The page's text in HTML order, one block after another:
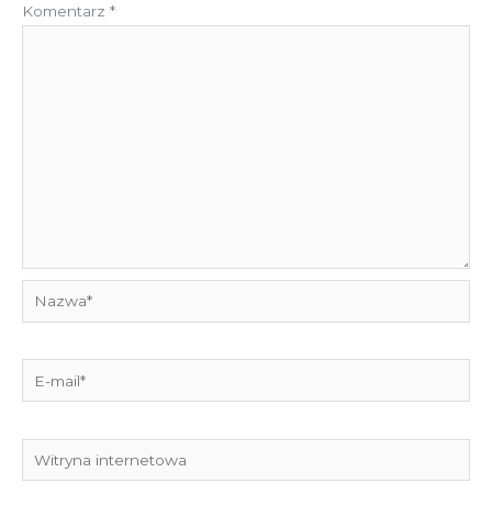
Komentarz *
mail*
Witryna
internetowa